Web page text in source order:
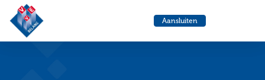
Aansluiten